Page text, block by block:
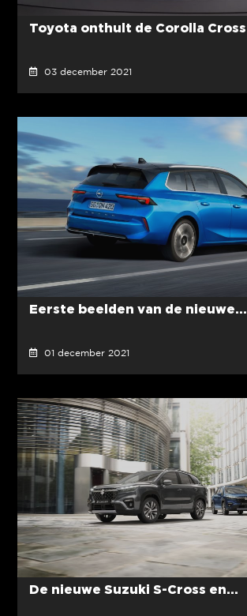
Toyota onthult de Corolla Cross
03 december 2021
Eerste beelden van de nieuwe...
01 december 2021
De nieuwe Suzuki S-Cross en...